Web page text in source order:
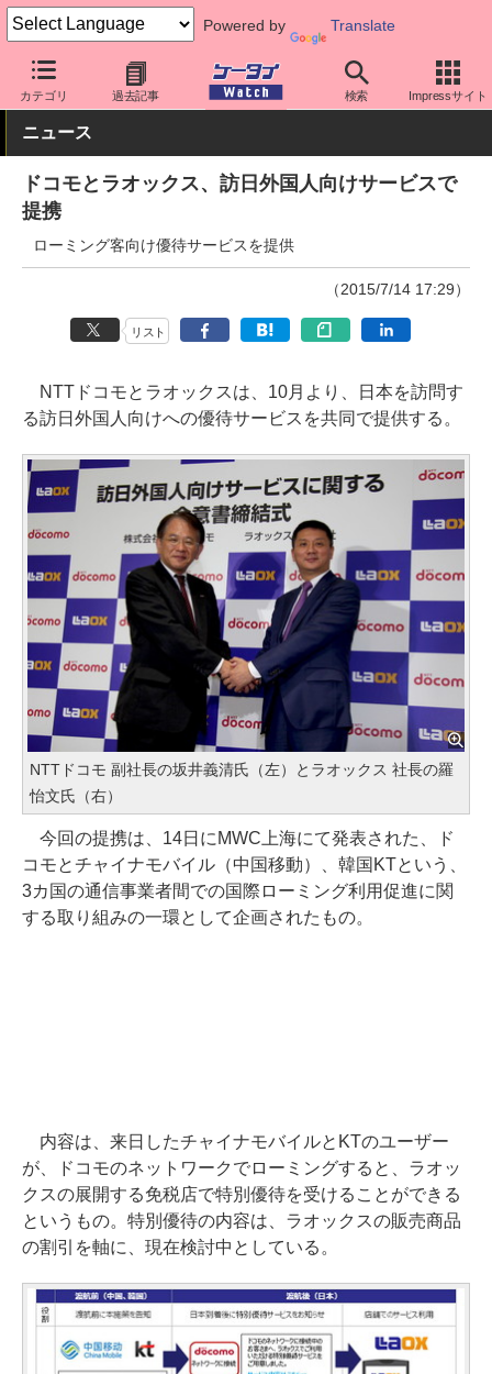
Powered by Translate
カテゴリ 過去記事 検索 Impressサイト
ケータイ Watch キャリア ドコモ アプリ・サービス
ニュース
ドコモとラオックス、訪日外国人向けサービスで
提携
ローミング客向け優待サービスを提供
（2015/7/14 17:29）
リスト
NTTドコモとラオックスは、10月より、日本を訪問す
る訪日外国人向けへの優待サービスを共同で提供する。
NTTドコモ 副社長の坂井義清氏（左）とラオックス 社長の羅
怡文氏（右）
今回の提携は、14日にMWC上海にて発表された、ド
コモとチャイナモバイル（中国移動）、韓国KTという、
3カ国の通信事業者間での国際ローミング利用促進に関
する取り組みの一環として企画されたもの。
内容は、来日したチャイナモバイルとKTのユーザー
が、ドコモのネットワークでローミングすると、ラオッ
クスの展開する免税店で特別優待を受けることができる
というもの。特別優待の内容は、ラオックスの販売商品
の割引を軸に、現在検討中としている。